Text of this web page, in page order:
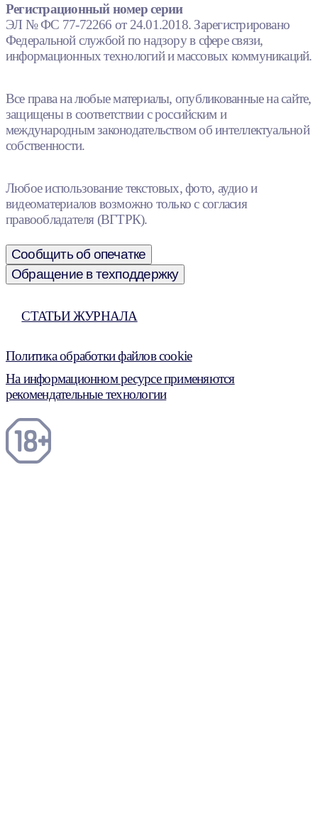
Регистрационный номер серии
ЭЛ № ФС 77-72266 от 24.01.2018. Зарегистрировано
Федеральной службой по надзору в сфере связи,
информационных технологий и массовых коммуникаций.
Все права на любые материалы, опубликованные на сайте,
защищены в соответствии с российским и
международным законодательством об интеллектуальной
собственности.
Любое использование текстовых, фото, аудио и
видеоматериалов возможно только с согласия
правообладателя (ВГТРК).
Сообщить об опечатке
Обращение в техподдержку
СТАТЬИ ЖУРНАЛА
Политика обработки файлов cookie
На информационном ресурсе применяются
рекомендательные технологии